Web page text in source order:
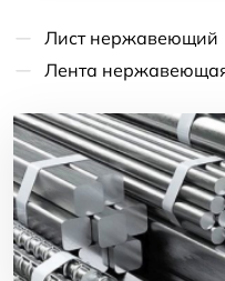
Лист нержавеющий
Лента